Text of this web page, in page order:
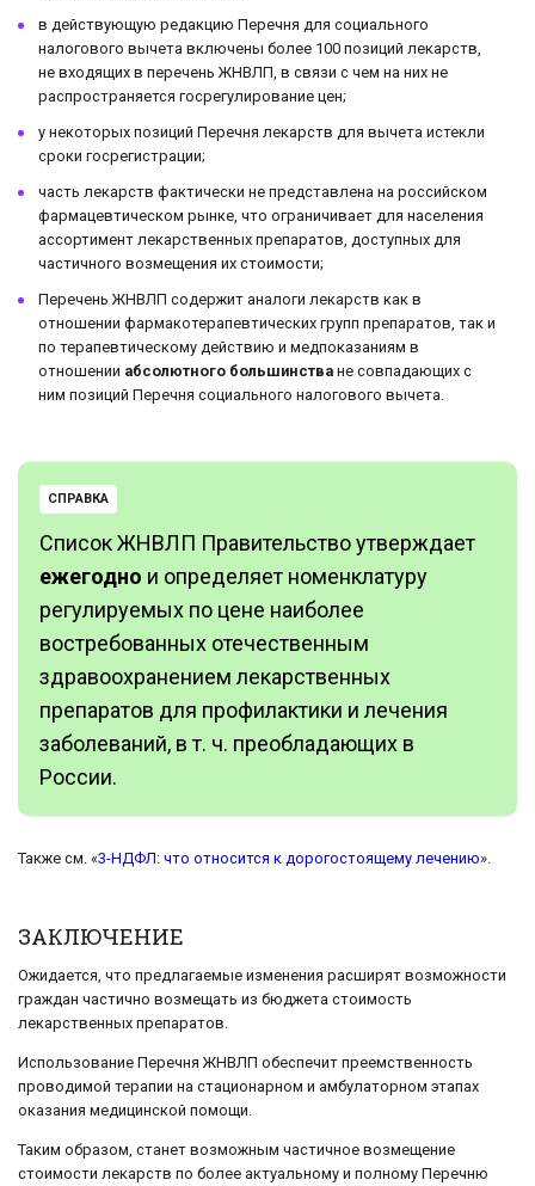
в действующую редакцию Перечня для социального
налогового вычета включены более 100 позиций лекарств,
не входящих в перечень ЖНВЛП, в связи с чем на них не
распространяется госрегулирование цен;
у некоторых позиций Перечня лекарств для вычета истекли
сроки госрегистрации;
часть лекарств фактически не представлена на российском
фармацевтическом рынке, что ограничивает для населения
ассортимент лекарственных препаратов, доступных для
частичного возмещения их стоимости;
Перечень ЖНВЛП содержит аналоги лекарств как в
отношении фармакотерапевтических групп препаратов, так и
по терапевтическому действию и медпоказаниям в
отношении абсолютного большинства не совпадающих с
ним позиций Перечня социального налогового вычета.
СПРАВКА
Список ЖНВЛП Правительство утверждает
ежегодно и определяет номенклатуру
регулируемых по цене наиболее
востребованных отечественным
здравоохранением лекарственных
препаратов для профилактики и лечения
заболеваний, в т. ч. преобладающих в
России.
Также см. «3-НДФЛ: что относится к дорогостоящему лечению».
ЗАКЛЮЧЕНИЕ
Ожидается, что предлагаемые изменения расширят возможности
граждан частично возмещать из бюджета стоимость
лекарственных препаратов.
Использование Перечня ЖНВЛП обеспечит преемственность
проводимой терапии на стационарном и амбулаторном этапах
оказания медицинской помощи.
Таким образом, станет возможным частичное возмещение
стоимости лекарств по более актуальному и полному Перечню